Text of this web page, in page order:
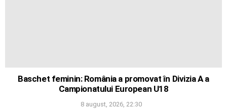
Baschet feminin: România a promovat în Divizia A a
Campionatului European U18
8 august, 2026, 22:30